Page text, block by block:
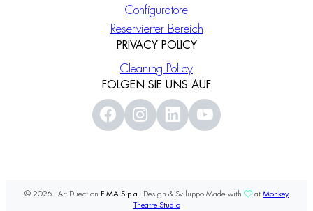
Configuratore
Reservierter Bereich
PRIVACY POLICY
Cleaning Policy
FOLGEN SIE UNS AUF
© 2026 - Art Direction FIMA S.p.a - Design & Sviluppo Made with at Monkey
Theatre Studio